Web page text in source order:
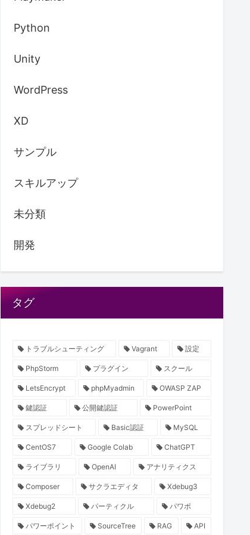
--email [管理者のメールアドレス]
Python
Unity
WordPress
XD
サンプル
スキルアップ
未分類
開発
タグ
トラブルシューティング Vagrant 設定
PhpStorm プラグイン スクール
LetsEncrypt phpMyadmin OWASP ZAP
鍵認証 公開鍵認証 PowerPoint
スプレッドシート Basic認証 MySQL
CentOS7 Google Colab ChatGPT
ライブラリ OpenAI アナリティクス
Composer サクラエディタ Xdebug3
Xdebug2 パーティクル パワポ
パワーポイント SourceTree RAG API